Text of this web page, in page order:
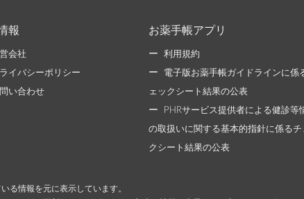
報
会社
イバシーポリシー
い合わせ
お薬手帳アプリ
利用規約
電子版お薬手帳ガイドラインに係
ェックシート結果の公表
PHRサービス提供者による健診等
の取扱いに関する基本的指針に係るチ
クシート結果の公表
る情報を元に表示しています。